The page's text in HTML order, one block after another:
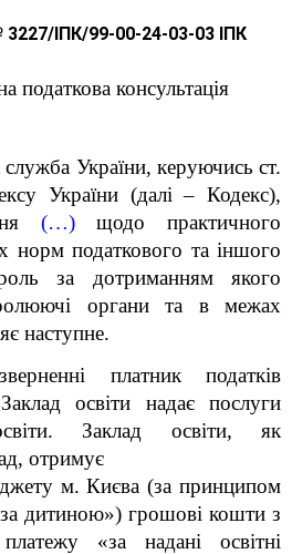
3227/ІПК/99-00-24-03-03 ІПК
податкова консультація
України, керуючись ст.
України (далі – Кодекс),
(…)щодо практичного
норм податкового та іншого
за дотриманням якого
органи та в межах
наступне.
платник податків
освіти надає послуги
Заклад освіти, як
отримує
м. Києва (за принципом
дитиною») грошові кошти з
«за надані освітні